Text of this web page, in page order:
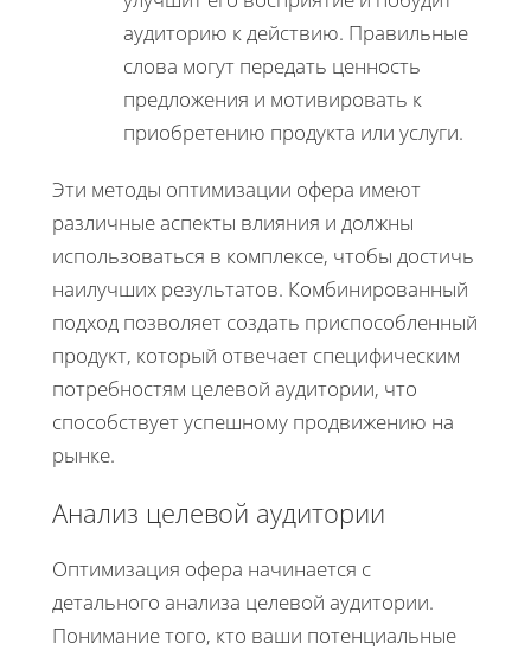
аудиторию к действию. Правильные
слова могут передать ценность
предложения и мотивировать к
приобретению продукта или услуги.
Эти методы оптимизации офера имеют
различные аспекты влияния и должны
использоваться в комплексе, чтобы достичь
наилучших результатов. Комбинированный
подход позволяет создать приспособленный
продукт, который отвечает специфическим
потребностям целевой аудитории, что
способствует успешному продвижению на
рынке.
Анализ целевой аудитории
Оптимизация офера начинается с
детального анализа целевой аудитории.
Понимание того, кто ваши потенциальные